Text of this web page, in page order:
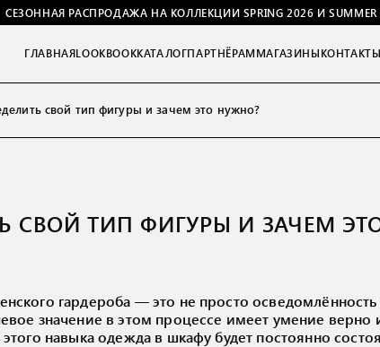
СЕЗОННАЯ РАСПРОДАЖА НА КОЛЛЕКЦИИ SPRING 2026 И SUMMER
ГЛАВНАЯLOOKBOOKКАТАЛОГПАРТНЁРАММАГАЗИНЫКОНТАКТЫ
свой тип фигуры и зачем это нужно?
СВОЙ ТИП ФИГУРЫ И ЗАЧЕМ
гардероба — это не просто
значение в этом процессе имеет умение верно
навыка одежда в шкафу будет постоянно